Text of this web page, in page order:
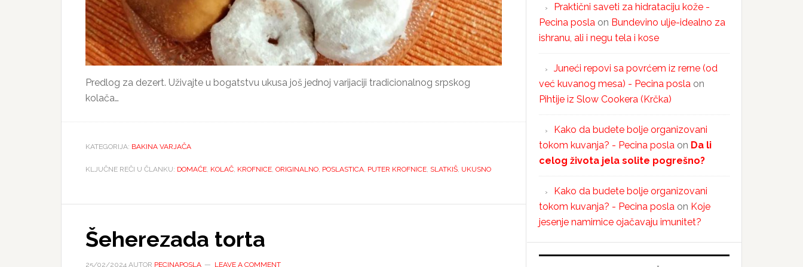
Predlog za dezert. Uživajte u bogatstvu ukusa još jednoj varijaciji tradicionalnog srpskog
kolača…
KATEGORIJA: BAKINA VARJAČA
KLJUČNE REČI U ČLANKU: DOMAĆE KOLAČ KROFNICE ORIGINALNO POSLASTICA PUTER KROFNICE SLATKIŠ UKUSNO
Šeherezada torta
25/02/2024 AUTOR PECINAPOSLA LEAVE A COMMENT
Praktični saveti za hidrataciju kože -
Pecina posla on Bundevino ulje-idealno za
ishranu, ali i negu tela i kose
Juneći repovi sa povrćem iz rerne (od
već kuvanog mesa) - Pecina posla on
Pihtije iz Slow Cookera (Krčka)
Kako da budete bolje organizovani
tokom kuvanja? - Pecina posla on Da li
celog života jela solite pogrešno?
Kako da budete bolje organizovani
tokom kuvanja? - Pecina posla on Koje
jesenje namirnice ojačavaju imunitet?